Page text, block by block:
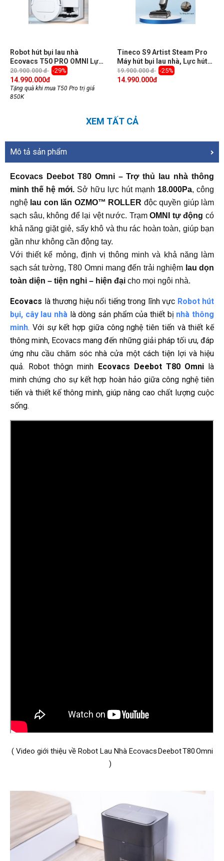
Robot hút bụi lau nhà
Ecovacs T50 PRO OMNI Lực
hút 15000Pa, Pin 5200mah
20.900.000 đ -29%
14.990.000đ
Tặng quà khi mua T50 Pro trị giá
850K
Tineco S9 Artist Steam Pro
Máy hút bụi lau nhà, Lực hút
22.000Pa
19.900.000 đ -25%
14.990.000đ
XEM TẤT CẢ
Mô tả sản phẩm
Ecovacs Deebot T80 Omni – Trợ thủ lau nhà thông
minh thế hệ mới. Sở hữu lực hút mạnh 18.000Pa, công
nghệ lau con lăn OZMO™ ROLLER độc quyền giúp làm
sạch sâu, không để lại vệt nước. TrạmOMNI tự động có
khả năng giặt giẻ, sấy khô và thu rác hoàn toàn, giúp bạn
gần như không cần động tay.
Với thiết kế mỏng, định vị thông minh và khả năng làm
sạch sát tường, T80 Omni mang đến trải nghiệm lau dọn
toàn diện – tiện nghi – hiện đại cho mọi ngôi nhà.
Ecovacs là thương hiệu nổi tiếng trong lĩnh vực Robot hút
bụi, cây lau nhà là dòng sản phẩm của thiết bị nhà thông
minh. Với sự kết hợp giữa công nghệ tiên tiến và thiết kế
thông minh, Ecovacs mang đến những giải pháp tối ưu, đáp
ứng nhu cầu chăm sóc nhà cửa một cách tiện lợi và hiệu
quả. Robot thôgn minh
Ecovacs Deebot T80 Omnilà
minh chứng cho sự kết hợp hoàn hảo giữa công nghệ tiên
tiến và thiết kế thông minh, giúp nâng cao chất lượng cuộc
sống.
( Video giới thiệu về Robot Lau Nhà Ecovacs Deebot T80 Omni
)